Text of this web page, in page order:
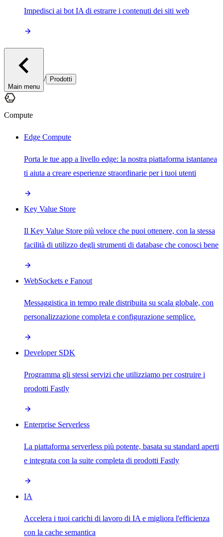
Impedisci ai bot IA di estrarre i contenuti dei siti web
Main menu
/ Prodotti
Compute
Edge Compute
Porta le tue app a livello edge: la nostra piattaforma istantanea
ti aiuta a creare esperienze straordinarie per i tuoi utenti
Key Value Store
Il Key Value Store più veloce che puoi ottenere, con la stessa
facilità di utilizzo degli strumenti di database che conosci bene
WebSockets e Fanout
Messaggistica in tempo reale distribuita su scala globale, con
personalizzazione completa e configurazione semplice.
Developer SDK
Programma gli stessi servizi che utilizziamo per costruire i
prodotti Fastly
Enterprise Serverless
La piattaforma serverless più potente, basata su standard aperti
e integrata con la suite completa di prodotti Fastly
IA
Accelera i tuoi carichi di lavoro di IA e migliora l'efficienza
con la cache semantica